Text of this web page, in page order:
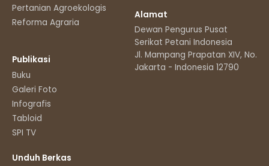
Pertanian Agroekologis
Reforma Agraria
Publikasi
Buku
Galeri Foto
Infografis
Tabloid
SPI TV
Unduh Berkas
Alamat
Dewan Pengurus Pusat
Serikat Petani Indonesia
Jl. Mampang Prapatan XIV, No.11
Jakarta - Indonesia 12790